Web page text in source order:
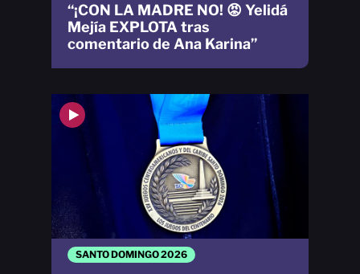
“¡CON LA MADRE NO! 😡 Yelidá
Mejía EXPLOTA tras
comentario de Ana Karina”
SANTO DOMINGO 2026